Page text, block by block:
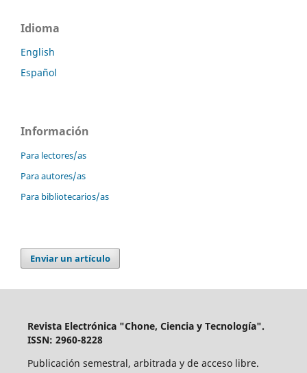
Idioma
English
Español
Información
Para lectores/as
Para autores/as
Para bibliotecarios/as
Enviar un artículo
Revista Electrónica "Chone, Ciencia y Tecnología".
ISSN: 2960-8228
Publicación semestral, arbitrada y de acceso libre.